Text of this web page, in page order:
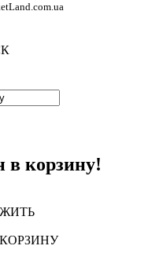
в корзину!